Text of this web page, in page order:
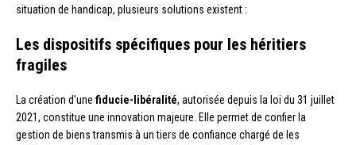
situation de handicap, plusieurs solutions existent :
Les dispositifs spécifiques pour les héritiers
fragiles
La création d’une fiducie-libéralité, autorisée depuis la loi du 31 juillet
2021, constitue une innovation majeure. Elle permet de confier la
gestion de biens transmis à un tiers de confiance chargé de les